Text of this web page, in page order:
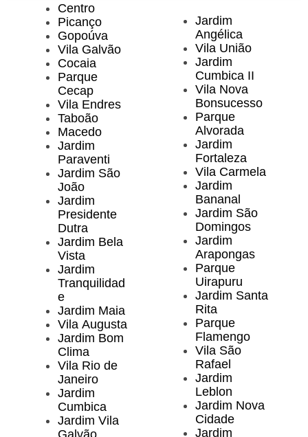
Centro
Picanço
Gopoúva
Vila Galvão
Cocaia
Parque
Cecap
Vila Endres
Taboão
Macedo
Jardim
Paraventi
Jardim São
João
Jardim
Presidente
Dutra
Jardim Bela
Vista
Jardim
Tranquilidad
e
Jardim Maia
Vila Augusta
Jardim Bom
Clima
Vila Rio de
Janeiro
Jardim
Cumbica
Jardim Vila
Galvão
Jardim
Angélica
Vila União
Jardim
Cumbica II
Vila Nova
Bonsucesso
Parque
Alvorada
Jardim
Fortaleza
Vila Carmela
Jardim
Bananal
Jardim São
Domingos
Jardim
Arapongas
Parque
Uirapuru
Jardim Santa
Rita
Parque
Flamengo
Vila São
Rafael
Jardim
Leblon
Jardim Nova
Cidade
Jardim